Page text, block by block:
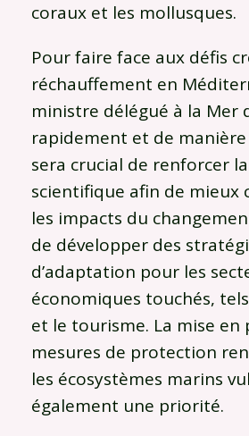
coraux et les mollusques.
Pour faire face aux défis
réchauffement en
ministre délégué à la Mer
rapidement et de
sera crucial de renforcer
scientifique afin de mieux
les impacts du
de développer des
d’adaptation pour les
économiques touchés,
et le tourisme. La mise en
mesures de protection
les écosystèmes marins
également une priorité.